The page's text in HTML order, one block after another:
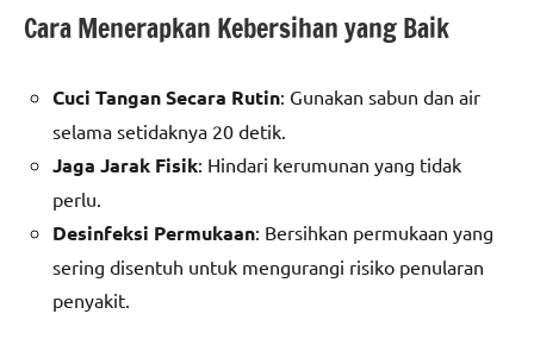
Cara Menerapkan Kebersihan yang Baik
Cuci Tangan Secara Rutin: Gunakan sabun dan air
selama setidaknya 20 detik.
Jaga Jarak Fisik: Hindari kerumunan yang tidak
perlu.
Desinfeksi Permukaan: Bersihkan permukaan yang
sering disentuh untuk mengurangi risiko penularan
penyakit.